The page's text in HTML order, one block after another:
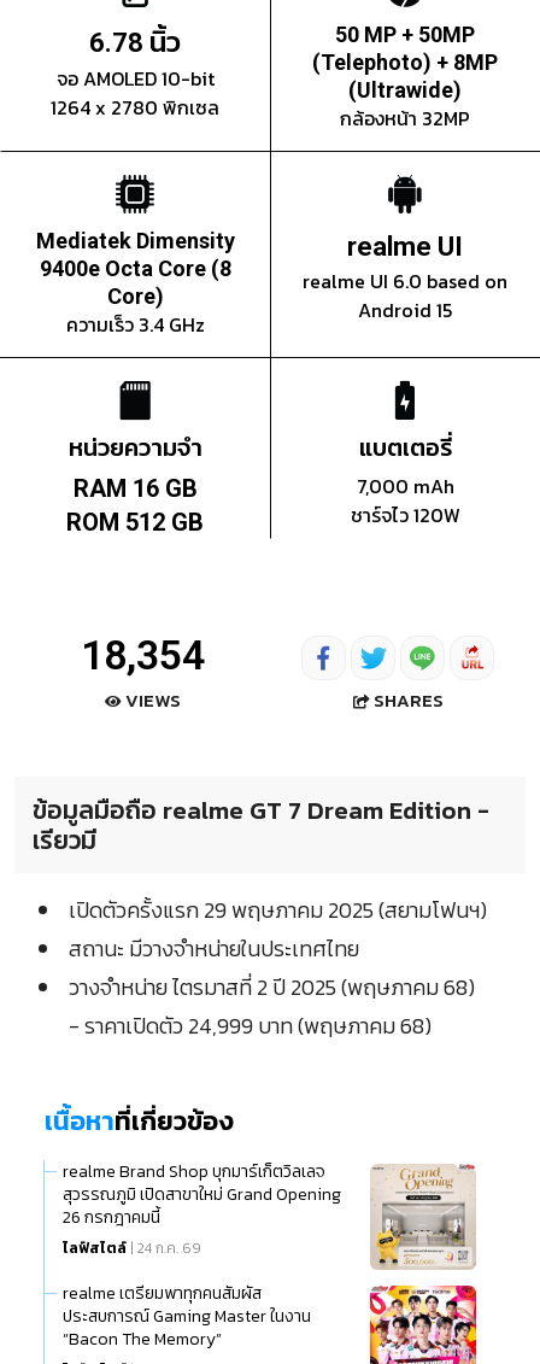
6.78 นิ้ว
จอ AMOLED 10-bit
1264 x 2780 พิกเซล
50 MP + 50MP
(Telephoto) + 8MP
(Ultrawide)
กล้องหน้า 32MP
Mediatek Dimensity
9400e Octa Core (8
Core)
ความเร็ว 3.4 GHz
realme UI
realme UI 6.0 based on
Android 15
หน่วยความจำ
RAM 16 GB
ROM 512 GB
แบตเตอรี่
7,000 mAh
ชาร์จไว 120W
18,354
VIEWS SHARES
ข้อมูลมือถือ realme GT 7 Dream Edition -
เรียวมี
เปิดตัวครั้งแรก 29 พฤษภาคม 2025 (สยามโฟนฯ)
สถานะ มีวางจำหน่ายในประเทศไทย
วางจำหน่าย ไตรมาสที่ 2 ปี 2025 (พฤษภาคม 68)
- ราคาเปิดตัว 24,999 บาท (พฤษภาคม 68)
เนื้อหาที่เกี่ยวข้อง
realme Brand Shop บุกมาร์เก็ตวิลเลจ
สุวรรณภูมิ เปิดสาขาใหม่ Grand Opening
26 กรกฎาคมนี้
ไลฟ์สไตล์ | 24 ก.ค. 69
realme เตรียมพาทุกคนสัมผัส
ประสบการณ์ Gaming Master ในงาน
“Bacon The Memory”